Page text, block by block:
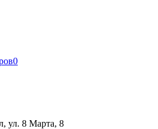
0
ул. 8 Марта, 8